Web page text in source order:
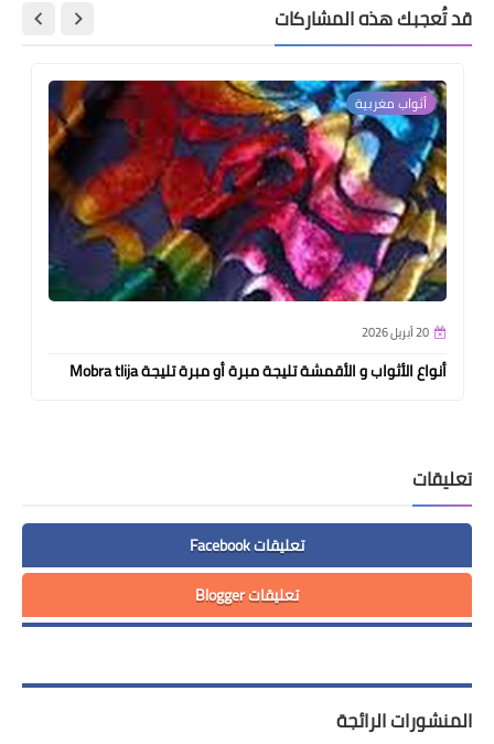
قد تُعجبك هذه المشاركات
أثواب مغربية
20 أبريل 2026
أنواع الأثواب و الأقمشة تليجة مبرة أو مبرة تليجة Mobra tlija
تعليقات
تعليقات Facebook
تعليقات Blogger
المنشورات الرائجة